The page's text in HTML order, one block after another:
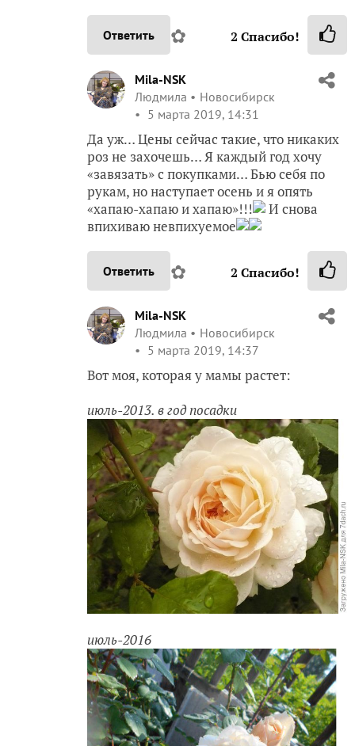
Ответить ✿ 2 Спасибо!
Mila-NSK
Людмила
Новосибирск
5 марта 2019, 14:31
Да уж… Цены сейчас такие, что никаких
роз не захочешь… Я каждый год хочу
«завязать» с покупками… Бью себя по
рукам, но наступает осень и я опять
«хапаю-хапаю и хапаю»!!!
И снова
впихиваю невпихуемое
Ответить ✿ 2 Спасибо!
Mila-NSK
Людмила
Новосибирск
5 марта 2019, 14:37
Вот моя, которая у мамы растет:
июль-2013. в год посадки
июль-2016